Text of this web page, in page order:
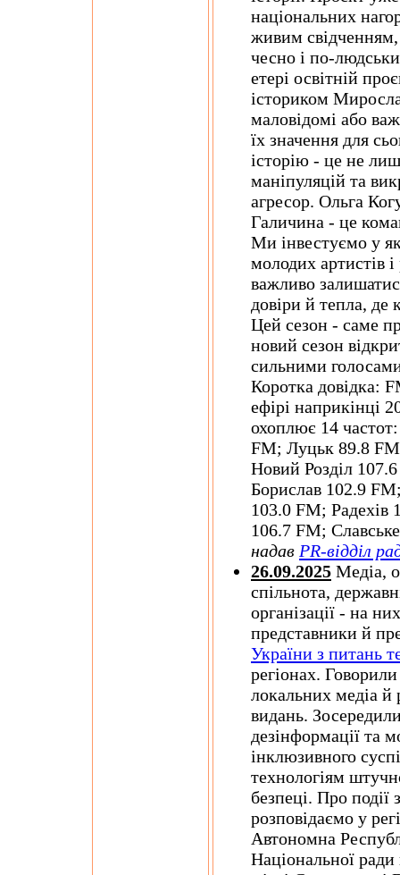
національних
живим
чесно і по-
етері освітній
істориком
маловідомі або
їх значення для
історію - це не
маніпуляцій та
агресор. Ольга
Галичина - це
Ми інвестуємо у
молодих артистів
важливо
довіри й тепла, де
Цей сезон - саме
новий сезон
сильними
Коротка довідка:
ефірі наприкінці
охоплює 14
FM; Луцьк 89.8
Новий Розділ
Борислав 102.9
103.0 FM;
106.7 FM;
надав PR-відділ
26.09.2025 Медіа,
спільнота,
організації - на
представники й
України з питань